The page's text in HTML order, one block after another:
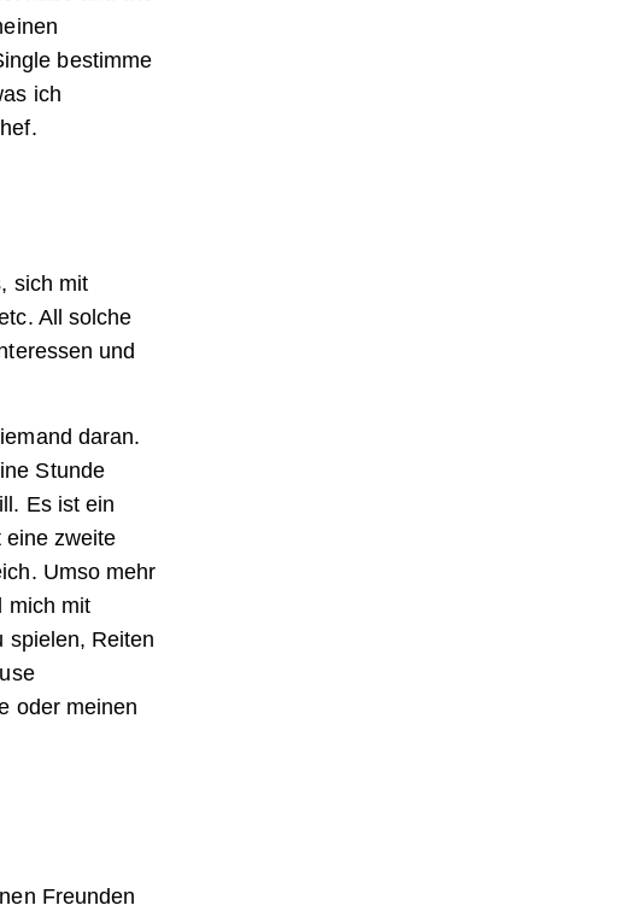
bestimme
ich
sich mit
All solche
und
daran.
Stunde
Es ist ein
eine zweite
Umso mehr
mich mit
spielen, Reiten
oder meinen
Freunden